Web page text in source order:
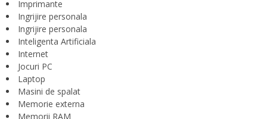
Imprimante
Ingrijire personala
Ingrijire personala
Inteligenta Artificiala
Internet
Jocuri PC
Laptop
Masini de spalat
Memorie externa
Memorii RAM